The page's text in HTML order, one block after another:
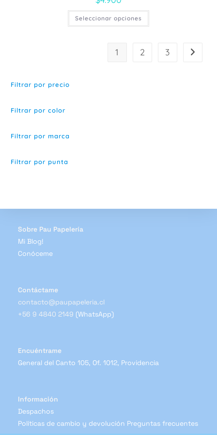
Seleccionar opciones
Este
tiene
opciones
1 2 3
Filtrar por precio
Filtrar por color
Filtrar por marca
Filtrar por punta
Sobre Pau Papelería
Mi Blog!
Conóceme
Contáctame
contacto@paupapeleria.cl
+56 9 4840 2149 (WhatsApp)
Encuéntrame
General del Canto 105, Of. 1012, Providencia
Información
Despachos
Políticas de cambio y devolución Preguntas frecuentes